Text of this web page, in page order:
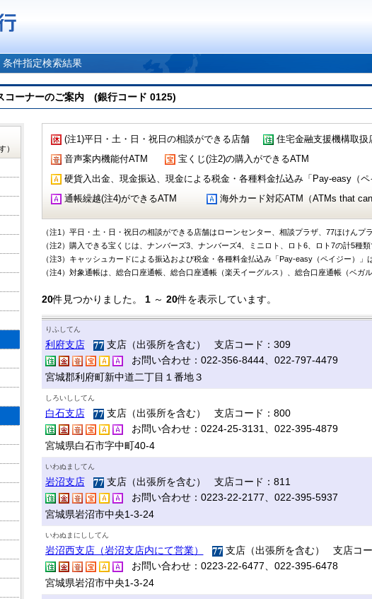
条件指定検索結果
コーナーのご案内 (銀行コード 0125)
(注1)平日・土・日・祝日の相談ができる店舗 住宅金融支援機構取扱
音声案内機能付ATM
宝くじ(注2)の購入ができるATM
硬貨入出金、現金振込、現金による税金・各種料金払込み「Pay-easy（
通帳繰越(注4)ができるATM
海外カード対応ATM（ATMs that
（注1）平日・土・日・祝日の相談ができる店舗はローンセンター、相談プラザ、77ほけんプラ
（注2）購入できる宝くじは、ナンバーズ3、ナンバーズ4、ミニロト、ロト6、ロト7の計5種類
（注3）キャッシュカードによる振込および税金・各種料金払込み「Pay-easy（ペイジー）」
（注4）対象通帳は、総合口座通帳、総合口座通帳（楽天イーグルス）、総合口座通帳（ベガ
20件見つかりました。 1～ 20件を表示しています。
りふしてん
利府支店
支店（出張所を含む） 支店コード：309
お問い合わせ：022-356-8444、022-797-4479
宮城郡利府町新中道二丁目１番地３
しろいししてん
白石支店
支店（出張所を含む） 支店コード：800
お問い合わせ：0224-25-3131、022-395-4879
宮城県白石市字中町40-4
いわぬましてん
岩沼支店
支店（出張所を含む） 支店コード：811
お問い合わせ：0223-22-2177、022-395-5937
宮城県岩沼市中央1-3-24
いわぬまにししてん
岩沼西支店（岩沼支店内にて営業）
支店（出張所を含む） 支店コ
お問い合わせ：0223-22-6477、022-395-6478
宮城県岩沼市中央1-3-24
）